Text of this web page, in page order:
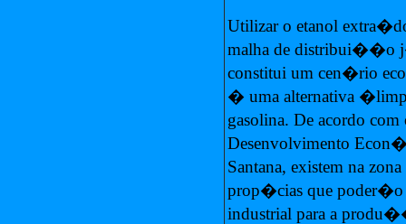
Utilizar o etanol
malha de distribui��o
constitui um cen�rio
� uma alternativa
gasolina. De acordo
Desenvolvimento
Santana, existem na
prop�cias que poder�o
industrial para a